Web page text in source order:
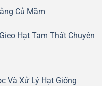
Củ Mầm
Hạt Tam Thất Chuyên
Và Xử Lý Hạt Giống